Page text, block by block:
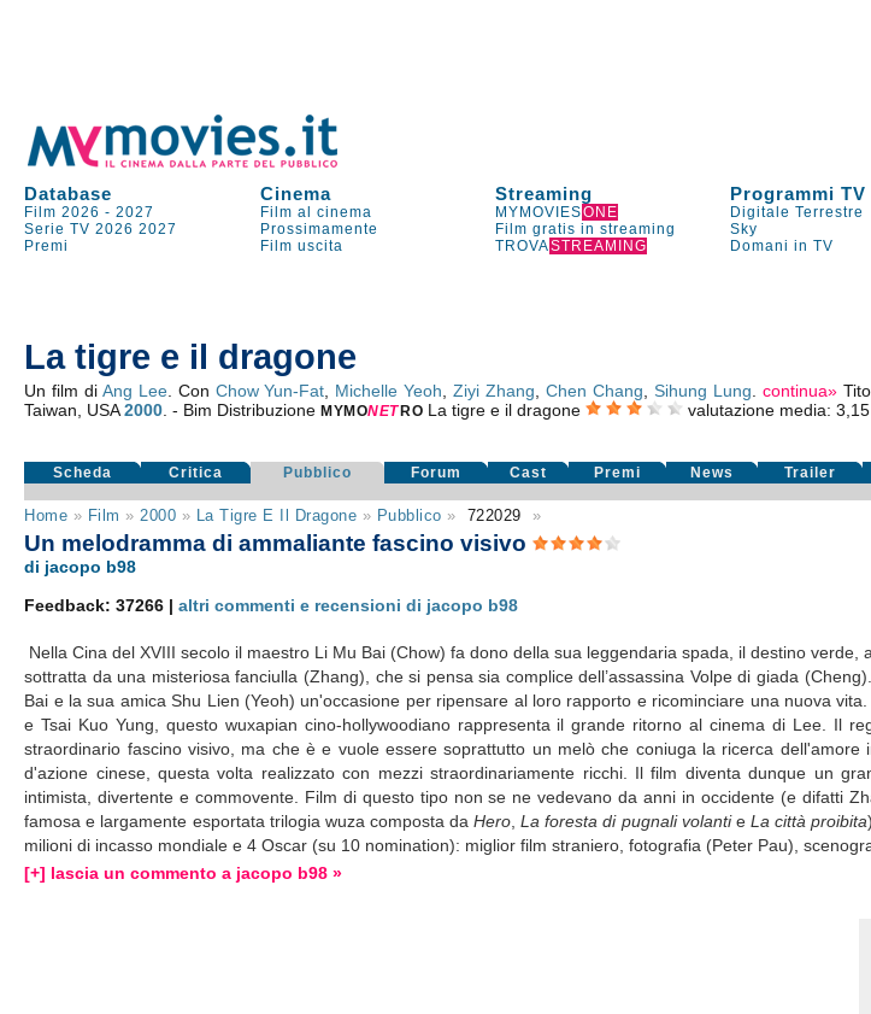
Database Cinema Streaming Programmi TV
Film 2026 -2027 Film al cinema MYMOVIESONE Digitale Terrestre
Serie TV 2026 2027 Prossimamente Film gratis in streaming Sky
Premi
Film uscita TROVASTREAMING Domani in TV
La tigre e il dragone
Un film di Ang Lee. Con Chow Yun-Fat Michelle Yeoh ,Ziyi Zhang Chen Chang Sihung Lung continua»
Taiwan, USA2000 . - Bim DistribuzioneMYMONET RO La tigre e il dragone valutazione media: 3,15
Scheda Critica Pubblico Forum Cast Premi News Trailer
Home » Film » 2000 » La Tigre E Il Dragone » Pubblico » 722029 »
Un melodramma di ammaliante fascino visivo
di jacopo b98
Feedback: 37266 |altri commenti e recensioni di jacopo b98
Nella Cina del XVIII secolo il maestro Li Mu Bai (Chow) fa dono della sua leggendaria spada, il destino
sottratta da una misteriosa fanciulla (Zhang), che si pensa sia complice dell’assassina Volpe di giada
Bai e la sua amica Shu Lien (Yeoh) un'occasione per ripensare al loro rapporto e ricominciare una nuova
e Tsai Kuo Yung, questo wuxapian cino-hollywoodiano rappresenta il grande ritorno al cinema di Lee. Il
straordinario fascino visivo, ma che è e vuole essere soprattutto un melò che coniuga la ricerca dell'amore
d'azione cinese, questa volta realizzato con mezzi straordinariamente ricchi. Il film diventa dunque un
intimista, divertente e commovente. Film di questo tipo non se ne vedevano da anni in occidente (e difatti
famosa e largamente esportata trilogia wuza composta daHero ,La foresta di pugnali volantie La città proibita
milioni di incasso mondiale e 4 Oscar (su 10 nomination): miglior film straniero, fotografia (Peter Pau),
[+] lascia un commento a jacopo b98 »